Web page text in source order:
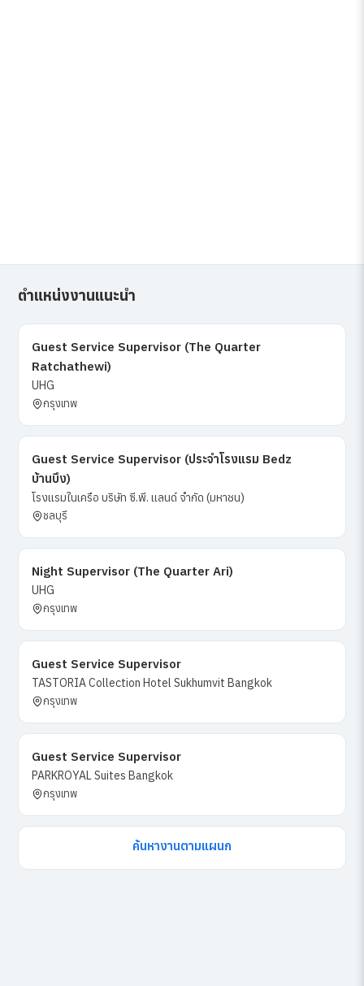
ตำแหน่งงานแนะนำ
Guest Service Supervisor (The Quarter
Ratchathewi)
UHG
กรุงเทพ
Guest Service Supervisor (ประจำโรงแรม Bedz
บ้านบึง)
โรงแรมในเครือ บริษัท ซี.พี. แลนด์ จำกัด (มหาชน)
ชลบุรี
Night Supervisor (The Quarter Ari)
UHG
กรุงเทพ
Guest Service Supervisor
TASTORIA Collection Hotel Sukhumvit Bangkok
กรุงเทพ
Guest Service Supervisor
PARKROYAL Suites Bangkok
กรุงเทพ
ค้นหางานตามแผนก